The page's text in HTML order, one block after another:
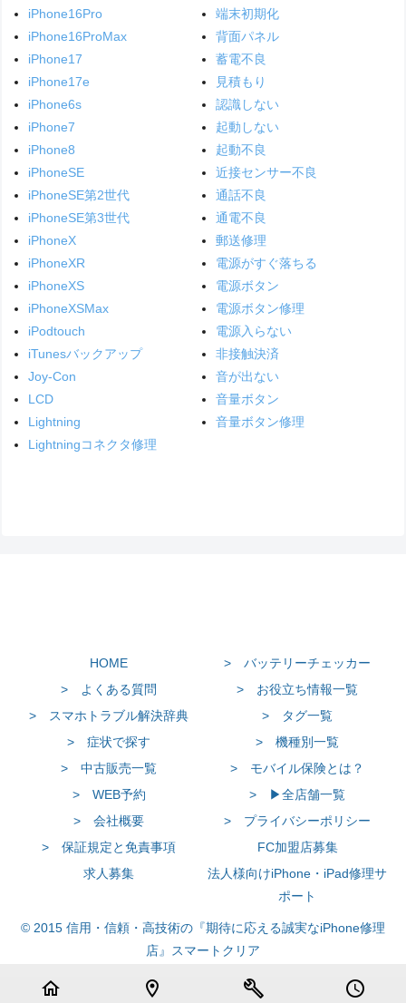
iPhone16Pro
iPhone16ProMax
iPhone17
iPhone17e
iPhone6s
iPhone7
iPhone8
iPhoneSE
iPhoneSE第2世代
iPhoneSE第3世代
iPhoneX
iPhoneXR
iPhoneXS
iPhoneXSMax
iPodtouch
iTunesバックアップ
Joy-Con
LCD
Lightning
Lightningコネクタ修理
端末初期化
背面パネル
蓄電不良
見積もり
認識しない
起動しない
起動不良
近接センサー不良
通話不良
通電不良
郵送修理
電源がすぐ落ちる
電源ボタン
電源ボタン修理
電源入らない
非接触決済
音が出ない
音量ボタン
音量ボタン修理
HOME
> バッテリーチェッカー
> よくある質問
> お役立ち情報一覧
> スマホトラブル解決辞典
> タグ一覧
> 症状で探す
> 機種別一覧
> 中古販売一覧
> モバイル保険とは？
> WEB予約
> ▶全店舗一覧
> 会社概要
> プライバシーポリシー
> 保証規定と免責事項
FC加盟店募集
求人募集
法人様向けiPhone・iPad修理サ
ポート
© 2015 信用・信頼・高技術の『期待に応える誠実なiPhone修理
店』スマートクリア
home location_on build schedule